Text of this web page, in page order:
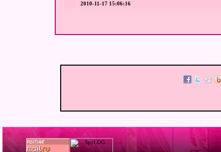
2010-11-17 15:06:16